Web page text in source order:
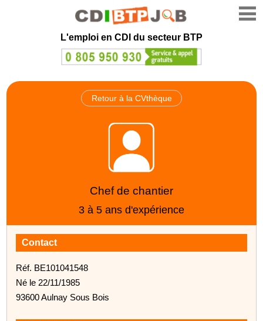
L'emploi en CDI du secteur BTP
Retour à la CVthèque
Chef de chantier
3 à 5 ans d'expérience
Contact
Réf. BE101041548
Né le 22/11/1985
93600 Aulnay Sous Bois